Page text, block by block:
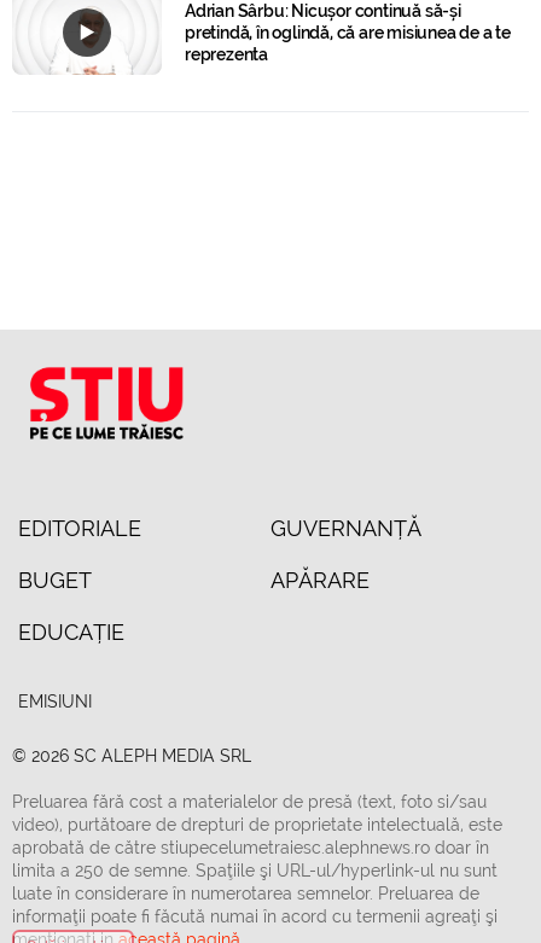
Adrian Sârbu: Nicușor continuă să-și
pretindă, în oglindă, că are misiunea de a te
reprezenta
EDITORIALE GUVERNANȚĂ
BUGET APĂRARE
EDUCAȚIE
EMISIUNI
© 2026 SC ALEPH MEDIA SRL
Preluarea fără cost a materialelor de presă (text, foto si/sau
video), purtătoare de drepturi de proprietate intelectuală, este
aprobată de către stiupecelumetraiesc.alephnews.ro doar în
limita a 250 de semne. Spaţiile şi URL-ul/hyperlink-ul nu sunt
luate în considerare în numerotarea semnelor. Preluarea de
informaţii poate fi făcută numai în acord cu termenii agreaţi şi